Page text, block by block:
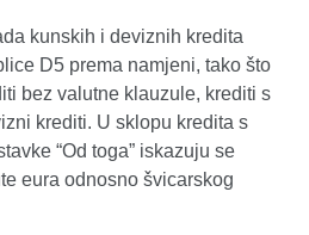
kunskih i deviznih kredita
D5 prema namjeni, tako što
bez valutne klauzule, krediti s
krediti. U sklopu kredita s
“Od toga” iskazuju se
eura odnosno švicarskog